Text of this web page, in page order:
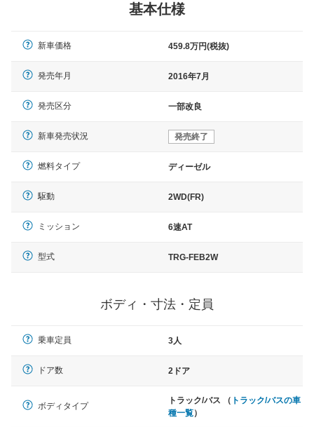
基本仕様
新車価格 459.8万円(税抜)
発売年月 2016年7月
発売区分 一部改良
新車発売状況 発売終了
燃料タイプ ディーゼル
駆動 2WD(FR)
ミッション 6速AT
型式 TRG-FEB2W
ボディ・寸法・定員
乗車定員 3人
ドア数 2ドア
ボディタイプ
トラック/バス （ トラック/バスの車
種一覧）